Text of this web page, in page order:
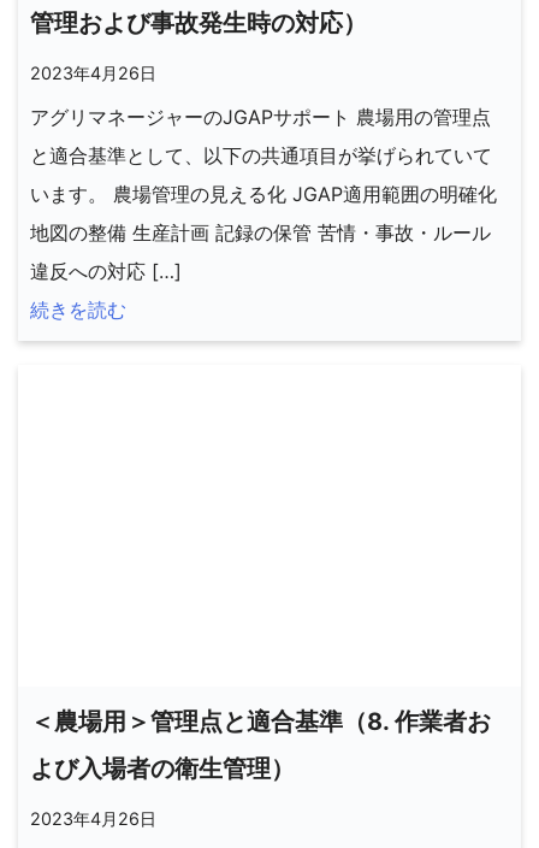
管理および事故発生時の対応）
2023年4月26日
アグリマネージャーのJGAPサポート 農場用の管理点
と適合基準として、以下の共通項目が挙げられていて
います。 農場管理の見える化 JGAP適用範囲の明確化
地図の整備 生産計画 記録の保管 苦情・事故・ルール
違反への対応 […]
続きを読む
＜農場用＞管理点と適合基準（8. 作業者お
よび入場者の衛生管理）
2023年4月26日